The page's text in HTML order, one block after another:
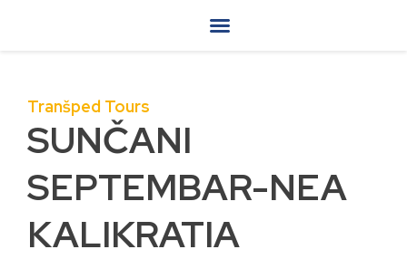
Tranšped Tours
SUNČANI
SEPTEMBAR-NEA
KALIKRATIA